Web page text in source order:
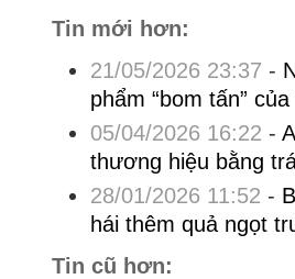
Tin mới hơn:
21/05/2026 23:37 -
phẩm “bom tấn”
05/04/2026 16:22 -
thương hiệu bằng
28/01/2026 11:52 -
hái thêm quả ngọt
Tin cũ hơn: